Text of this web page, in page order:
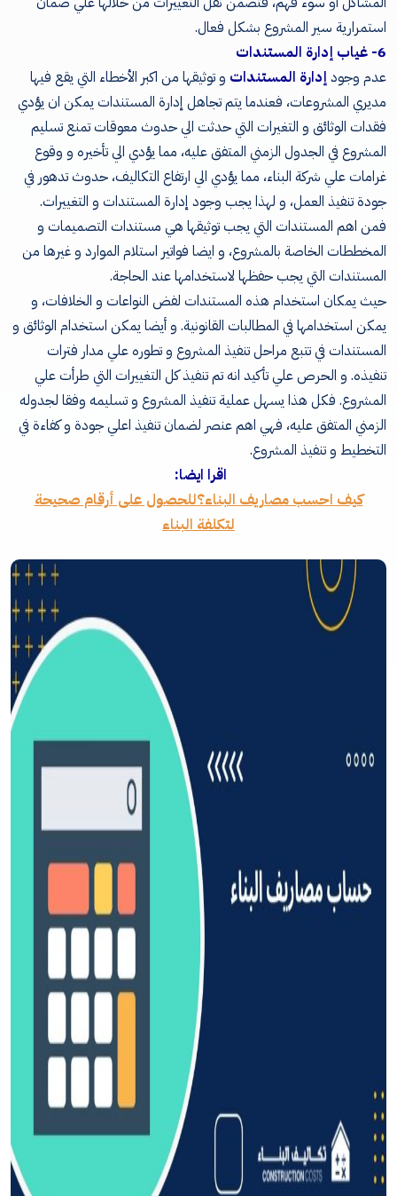
استمرارية سير المشروع بشكل فعال.
6- غياب إدارة المستندات
عدم وجودإدارة المستندات و توثيقها من اكبر الأخطاء التي يقع فيها
مديري المشروعات، فعندما يتم تجاهل إدارة المستندات يمكن ان يؤدي
فقدات الوثائق و التغيرات التي حدثت الي حدوث معوقات تمنع تسليم
المشروع في الجدول الزمني المتفق عليه، مما يؤدي الي تأخيره و وقوع
غرامات علي شركة البناء، مما يؤدي الي ارتفاع التكاليف، حدوث تدهور في
جودة تنفيذ العمل، و لهذا يجب وجود إدارة المستندات و التغييرات.
فمن اهم المستندات التي يجب توثيقها هي مستندات التصميمات و
المخططات الخاصة بالمشروع، و ايضا فواتير استلام الموارد و غيرها من
المستندات التي يجب حفظها لاستخدامها عند الحاجة.
حيث يمكان استخدام هذه المستندات لفض النواعات و الخلافات، و
يمكن استخدامها في المطالبات القانونية. و أيضا يمكن استخدام الوثائق و
المستندات في تتبع مراحل تنفيذ المشروع و تطوره علي مدار فترات
تنفيذه. و الحرص علي تأكيد انه تم تنفيذ كل التغييرات التي طرأت علي
المشروع. فكل هذا يسهل عملية تنفيذ المشروع و تسليمه وفقا لجدوله
الزمني المتفق عليه، فهي اهم عنصر لضمان تنفيذ اعلي جودة و كفاءة في
التخطيط و تنفيذ المشروع.
اقرا ايضا:
كيف احسب مصاريف البناء؟للحصول على أرقام صحيحة
لتكلفة البناء